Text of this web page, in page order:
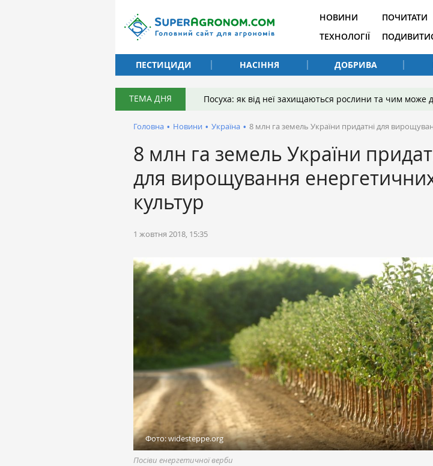
НОВИНИ
ТЕХНОЛОГІЇ
ПОЧИТАТИ
ПЕСТИЦИДИ
НАСІННЯ ДОБРИВА
ТЕМА ДНЯ Посуха: як від неї захищаються рослини та чим може
Головна • Новини • Україна • 8 млн га земель України придатні для
8 млн га земель України
для вирощування
культур
1 жовтня 2018, 15:35
Фото: widesteppe.org
Посіви енергетичної верби